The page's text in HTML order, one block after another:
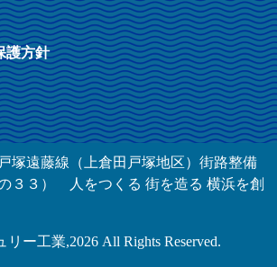
護方針
塚遠藤線（上倉田戸塚地区）街路整備
３３） 人をつくる 街を造る 横浜を創
ー工業,2026 All Rights Reserved.